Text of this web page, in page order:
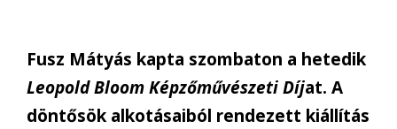
Fusz Mátyás kapta szombaton a hetedik
Leopold Bloom Képzőművészeti Díjat. A
döntősök alkotásaiból rendezett kiállítás